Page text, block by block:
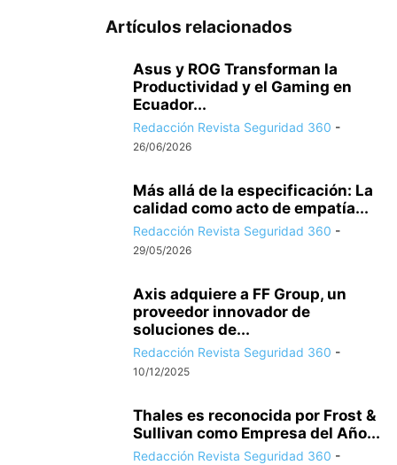
Artículos relacionados
Asus y ROG Transforman la
Productividad y el Gaming en
Ecuador...
Redacción Revista Seguridad 360 -
26/06/2026
Más allá de la especificación: La
calidad como acto de empatía...
Redacción Revista Seguridad 360 -
29/05/2026
Axis adquiere a FF Group, un
proveedor innovador de
soluciones de...
Redacción Revista Seguridad 360 -
10/12/2025
Thales es reconocida por Frost &
Sullivan como Empresa del Año...
Redacción Revista Seguridad 360 -